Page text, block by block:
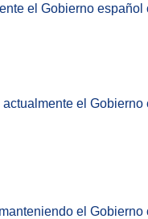
el Gobierno español
el Gobierno
el Gobierno